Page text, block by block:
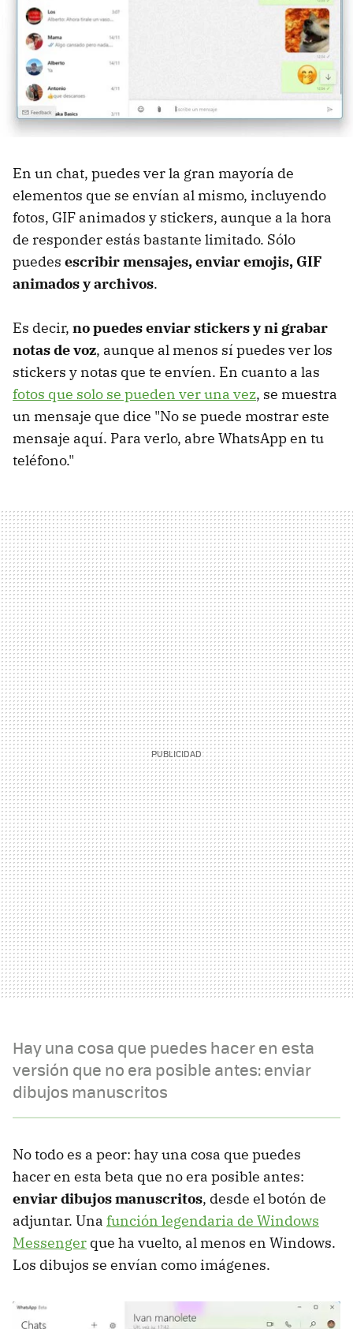
En un chat, puedes ver la gran mayoría de
elementos que se envían al mismo, incluyendo
fotos, GIF animados y stickers, aunque a la hora
de responder estás bastante limitado. Sólo
puedes escribir mensajes, enviar emojis, GIF
animados y archivos.
Es decir, no puedes enviar stickers y ni grabar
notas de voz, aunque al menos sí puedes ver los
stickers y notas que te envíen. En cuanto a las
fotos que solo se pueden ver una vez, se muestra
un mensaje que dice "No se puede mostrar este
mensaje aquí. Para verlo, abre WhatsApp en tu
teléfono."
Hay una cosa que puedes hacer en esta
versión que no era posible antes: enviar
dibujos manuscritos
No todo es a peor: hay una cosa que puedes
hacer en esta beta que no era posible antes:
enviar dibujos manuscritos, desde el botón de
adjuntar. Una función legendaria de Windows
Messenger que ha vuelto, al menos en Windows.
Los dibujos se envían como imágenes.